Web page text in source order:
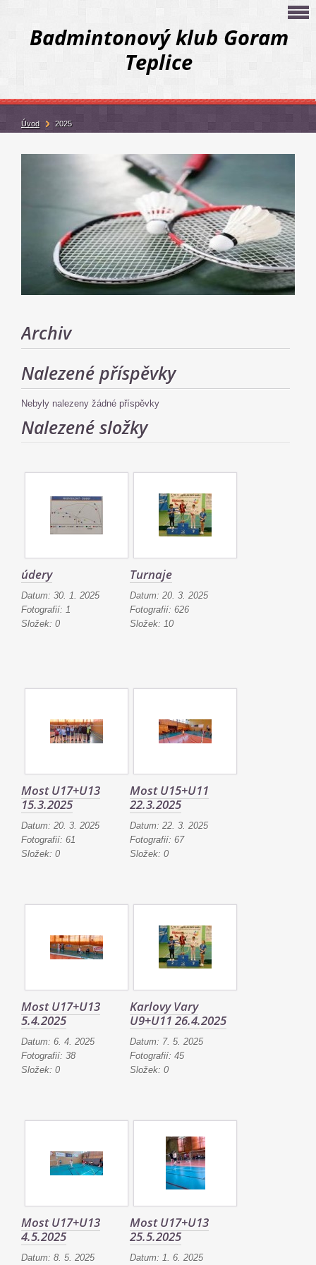
Badmintonový klub Goram
Teplice
Archiv
Nalezené příspěvky
Nebyly nalezeny žádné příspěvky
Nalezené složky
údery
Datum: 30. 1. 2025
Fotografií: 1
Složek: 0
Turnaje
Datum: 20. 3. 2025
Fotografií: 626
Složek: 10
Most U17+U13
15.3.2025
Datum: 20. 3. 2025
Fotografií: 61
Složek: 0
Most U15+U11
22.3.2025
Datum: 22. 3. 2025
Fotografií: 67
Složek: 0
Most U17+U13
5.4.2025
Datum: 6. 4. 2025
Fotografií: 38
Složek: 0
Karlovy Vary
U9+U11 26.4.2025
Datum: 7. 5. 2025
Fotografií: 45
Složek: 0
Most U17+U13
4.5.2025
Datum: 8. 5. 2025
Most U17+U13
25.5.2025
Datum: 1. 6. 2025
Úvod 2025